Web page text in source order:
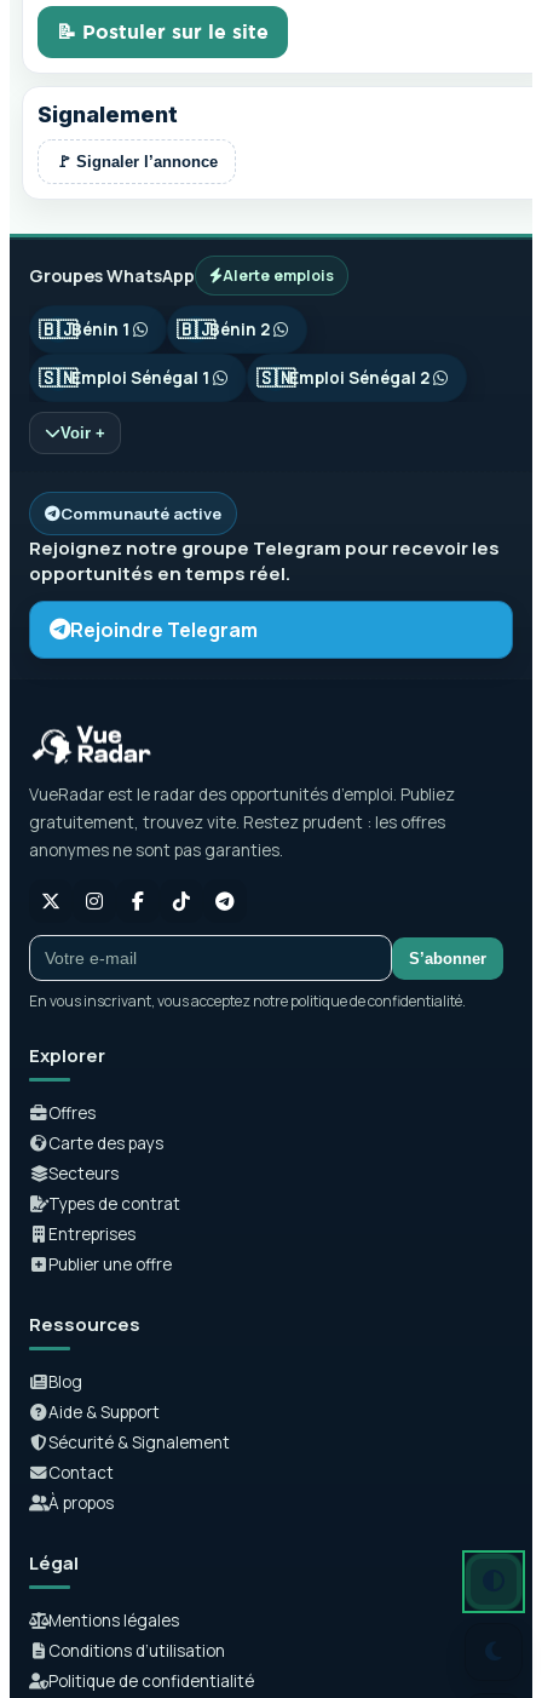
📝 Postuler sur le site
Signalement
🚩 Signaler l’annonce
Groupes WhatsApp Alerte emplois
🇧🇯Bénin 1 🇧🇯Bénin 2
🇸🇳Emploi Sénégal 1 🇸🇳Emploi Sénégal 2
Voir +
Communauté active
Rejoignez notre groupe Telegram pour recevoir les
opportunités en temps réel.
Rejoindre Telegram
VueRadar est le radar des opportunités d’emploi. Publiez
gratuitement, trouvez vite. Restez prudent : les offres
anonymes ne sont pas garanties.
S’abonner
En vous inscrivant, vous acceptez notre politique de confidentialité.
Explorer
Offres
Carte des pays
Secteurs
Types de contrat
Entreprises
Publier une offre
Ressources
Blog
Aide & Support
Sécurité & Signalement
Contact
À propos
Légal
Mentions légales
Conditions d’utilisation
Politique de confidentialité
Mode
Mode
Mode clair